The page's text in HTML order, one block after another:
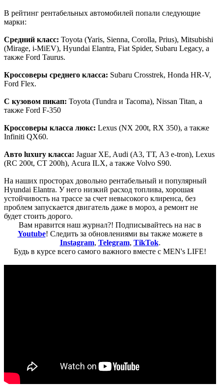
В рейтинг рентабельных автомобилей попали следующие
марки:
Средний класс: Toyota (Yaris, Sienna, Corolla, Prius), Mitsubishi
(Mirage, i-MiEV), Hyundai Elantra, Fiat Spider, Subaru Legacy, а
также Ford Taurus.
Кроссоверы среднего класса: Subaru Crosstrek, Honda HR-V,
Ford Flex.
С кузовом пикап: Toyota (Tundra и Tacoma), Nissan Titan, а
также Ford F-350
Кроссоверы класса люкс: Lexus (NX 200t, RX 350), а также
Infiniti QX60.
Авто luxury класса: Jaguar XE, Audi (А3, ТТ, А3 e-tron), Lexus
(RC 200t, СТ 200h), Аcura ILX, а также Volvo S90.
На наших просторах довольно рентабельный и популярный
Hyundai Elantra. У него низкий расход топлива, хорошая
устойчивость на трассе за счет невысокого клиренса, без
проблем запускается двигатель даже в мороз, а ремонт не
будет стоить дорого.
Вам нравится наш журнал?! Подписывайтесь на нас в
Youtube! Следить за обновлениями вы также можете в
Instagram, Telegram, TikTok.
Будь в курсе всего самого важного вместе с MEN's LIFE!